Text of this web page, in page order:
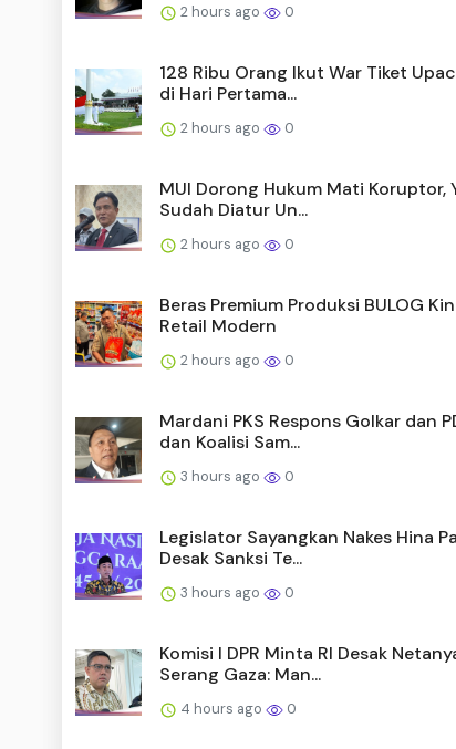
2 hours ago 0
128 Ribu Orang Ikut War Tiket
di Hari Pertama...
2 hours ago 0
MUI Dorong Hukum Mati Koruptor,
Sudah Diatur Un...
2 hours ago 0
Beras Premium Produksi BULOG
Retail Modern
2 hours ago 0
Mardani PKS Respons Golkar dan
dan Koalisi Sam...
3 hours ago 0
Legislator Sayangkan Nakes Hina
Desak Sanksi Te...
3 hours ago 0
Komisi I DPR Minta RI Desak
Serang Gaza: Man...
4 hours ago 0